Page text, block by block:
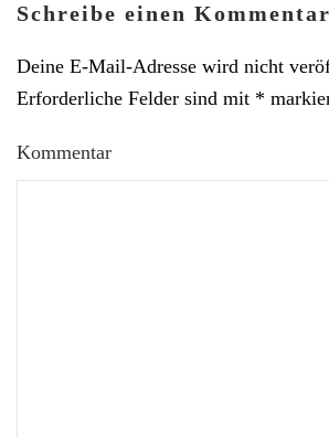
Schreibe einen Kommentar
Deine E-Mail-Adresse wird nicht
Erforderliche Felder sind mit *
Kommentar